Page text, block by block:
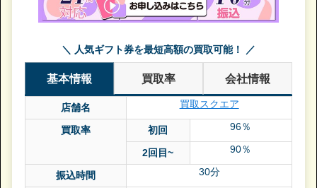
＼ 人気ギフト券を最短高額の買取可能！ ／
基本情報 買取率 会社情報
店舗名 買取スクエア
買取率 初回 96％
2回目~ 90％
振込時間 30分